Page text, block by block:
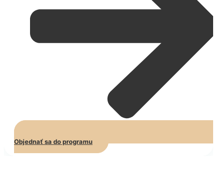
Objednať sa do programu